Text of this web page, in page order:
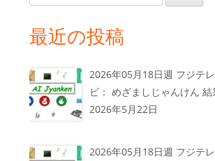
索:
最近の投稿
2026年05月18日週 フジテレ
ビ： めざましじゃんけん 結
2026年5月22日
2026年05月18日週 フジテレ